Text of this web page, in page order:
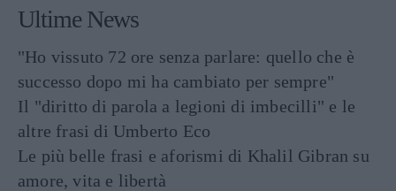
Ultime News
"Ho vissuto 72 ore senza parlare: quello che è
successo dopo mi ha cambiato per sempre"
Il "diritto di parola a legioni di imbecilli" e le
altre frasi di Umberto Eco
Le più belle frasi e aforismi di Khalil Gibran su
amore, vita e libertà